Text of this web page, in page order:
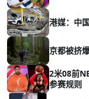
港媒：中
京都被挤
2米08前
参赛规则